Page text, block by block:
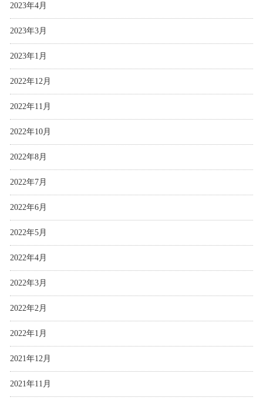
2023年4月
2023年3月
2023年1月
2022年12月
2022年11月
2022年10月
2022年8月
2022年7月
2022年6月
2022年5月
2022年4月
2022年3月
2022年2月
2022年1月
2021年12月
2021年11月